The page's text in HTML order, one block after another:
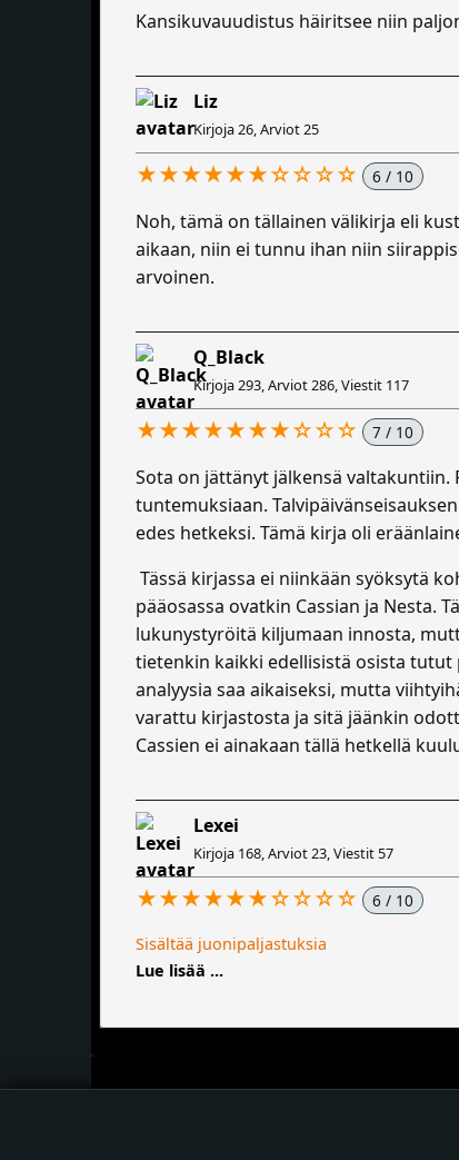
Kansikuvauudistus häiritsee niin
Liz
Kirjoja 26, Arviot 25
★★★★★★☆☆☆☆ 6 / 10
Noh, tämä on tällainen välikirja eli
aikaan, niin ei tunnu ihan niin
arvoinen.
Q_Black
Kirjoja 293, Arviot 286, Viestit 117
★★★★★★★☆☆☆ 7 / 10
Sota on jättänyt jälkensä valtakuntiin.
tuntemuksiaan.
edes hetkeksi. Tämä kirja oli
Tässä kirjassa ei niinkään syöksytä
pääosassa ovatkin Cassian ja Nesta.
lukunystyröitä kiljumaan innosta,
tietenkin kaikki edellisistä osista tutut
analyysia saa aikaiseksi, mutta
varattu kirjastosta ja sitä jäänkin
Cassien ei ainakaan tällä hetkellä
Lexei
Kirjoja 168, Arviot 23, Viestit 57
★★★★★★☆☆☆☆ 6 / 10
Sisältää juonipaljastuksia
Lue lisää ...